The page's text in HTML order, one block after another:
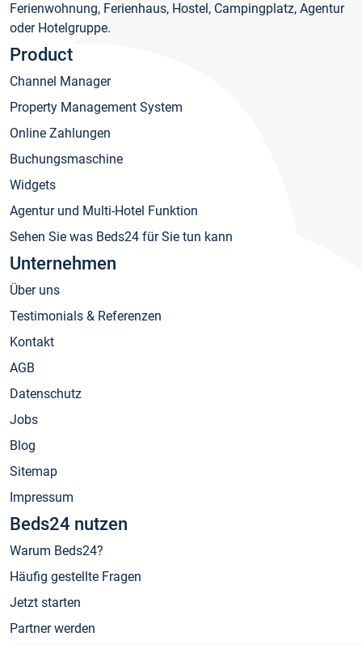
Ferienwohnung, Ferienhaus, Hostel, Campingplatz, Agentur
oder Hotelgruppe.
Product
Channel Manager
Property Management System
Online Zahlungen
Buchungsmaschine
Widgets
Agentur und Multi-Hotel Funktion
Sehen Sie was Beds24 für Sie tun kann
Unternehmen
Über uns
Testimonials & Referenzen
Kontakt
AGB
Datenschutz
Jobs
Blog
Sitemap
Impressum
Beds24 nutzen
Warum Beds24?
Häufig gestellte Fragen
Jetzt starten
Partner werden